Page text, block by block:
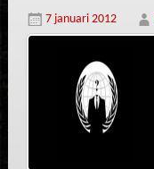
7 januari 2012